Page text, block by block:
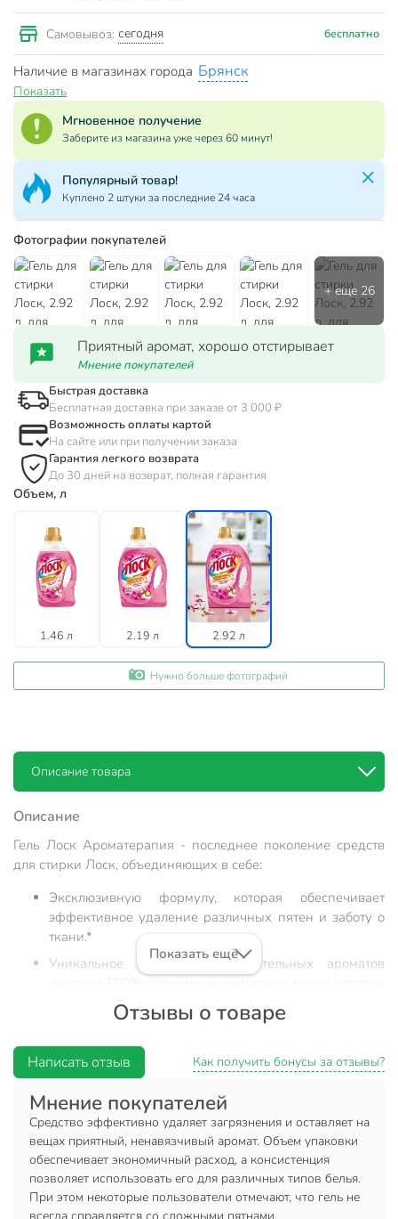
Самовывоз: сегодня бесплатно
Наличие в магазинах города Брянск
Показать
Мгновенное получение
Заберите из магазина уже через 60 минут!
Популярный товар!
Куплено 2 штуки за последние 24 часа
Фотографии покупателей
Приятный аромат, хорошо отстирывает
Мнение покупателей
Быстрая доставка
Бесплатная доставка при заказе от 3 000 ₽
Возможность оплаты картой
На сайте или при получении заказа
Гарантия легкого возврата
До 30 дней на возврат, полная гарантия
Объем, л
1.46 л 2.19 л 2.92 л
Нужно больше фотографий
Описание товара
Описание
Гель Лоск Ароматерапия - последнее поколение средств
для стирки Лоск, объединяющих в себе:
Эксклюзивную формулу, которая обеспечивает
эффективное удаление различных пятен и заботу о
ткани.*
Уникальное сочетание притягательных ароматов
подарит вещам длительную свежесть и чарующий
* По сравнению со стиркой порошком производства ООО
"Хенкель Рус".
Состав:5-15 % анионных ПАВ; < 5 % неионогенных ПАВ,
фосфонатов, мыла, энзимов, консерванта, красителя,
отдушки (в т.ч. бензилсалицилата).
Характеристики:
Объем: 2,92 л;
Показать ещё
Отзывы о товаре
Написать отзыв Как получить бонусы за отзывы?
Мнение покупателей
Средство эффективно удаляет загрязнения и оставляет на
вещах приятный, ненавязчивый аромат. Объем упаковки
обеспечивает экономичный расход, а консистенция
позволяет использовать его для различных типов белья.
При этом некоторые пользователи отмечают, что гель не